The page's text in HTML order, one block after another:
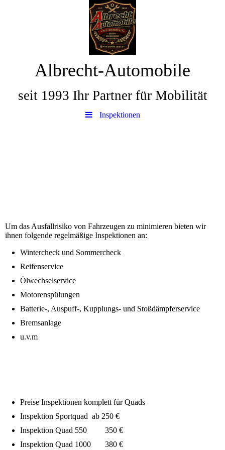
Albrecht-Automobile
seit 1993 Ihr Partner für Mobilität
Inspektionen
Um das Ausfallrisiko von Fahrzeugen zu minimieren bieten wir
ihnen folgende regelmäßige Inspektionen an:
Wintercheck und Sommercheck
Reifenservice
Ölwechselservice
Motorenspülungen
Batterie-, Auspuff-, Kupplungs- und Stoßdämpferservice
Bremsanlage
u.v.m
Preise Inspektionen komplett für Quads
Inspektion Sportquad ab 250 €
Inspektion Quad 550 350 €
Inspektion Quad 1000 380 €